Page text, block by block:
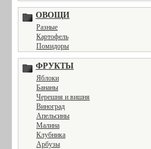
ОВОЩИ
Разные
Картофель
Помидоры
ФРУКТЫ
Яблоки
Бананы
Черешня и вишня
Виноград
Апельсины
Малина
Клубника
Арбузы